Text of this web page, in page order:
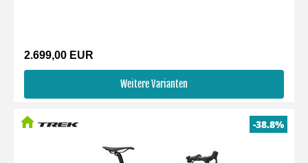
2.699,00 EUR
Weitere Varianten
-38.8%